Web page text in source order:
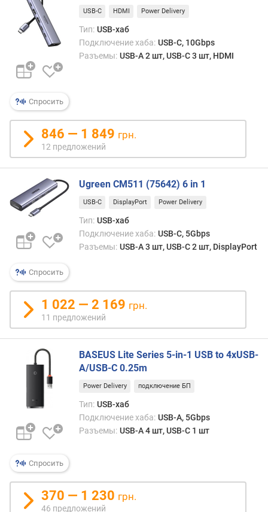
я
п
о
ч
е
с
т
в
у
р
е
д
л
о
е
н
й
ф
е
й
п
о
д
к
л
Спросить
USB-C HDMI Power Delivery
Тип: USB-хаб
Подключение хаба: USB-C, 10Gbps
Разъемы: USB-A 2 шт, USB-C 3 шт, HDMI
846 — 1 849 грн.
12 предложений
Спросить
Ugreen CM511 (75642) 6 in 1
USB-C DisplayPort Power Delivery
Тип: USB-хаб
Подключение хаба: USB-C, 5Gbps
Разъемы: USB-A 3 шт, USB-C 2 шт, DisplayPort
1 022 — 2 169 грн.
11 предложений
Спросить
BASEUS Lite Series 5-in-1 USB to 4xUSB-
A/USB-C 0.25m
Power Delivery подключение БП
Тип: USB-хаб
Подключение хаба: USB-A, 5Gbps
Разъемы: USB-A 4 шт, USB-C 1 шт
370 — 1 230 грн.
46 предложений